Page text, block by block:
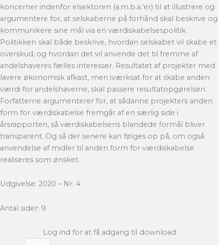
koncerner indenfor elsektoren (a.m.b.a.’er) til at illustrere og
argumentere for, at selskaberne på forhånd skal beskrive og
kommunikere sine mål via en værdiskabelsespolitik.
Politikken skal både beskrive, hvordan selskabet vil skabe et
overskud, og hvordan det vil anvende det til fremme af
andelshaveres fælles interesser. Resultatet af projekter med
lavere økonomisk afkast, men iværksat for at skabe anden
værdi for andelshaverne, skal passere resultatopgørelsen.
Forfatterne argumenterer for, at sådanne projekters anden
form for værdiskabelse fremgår af en særlig side i
årsrapporten, så værdiskabelsens blandede formål bliver
transparent. Og så der senere kan følges op på, om også
anvendelse af midler til anden form for værdiskabelse
realiseres som ønsket.
Udgivelse: 2020 – Nr. 4
Antal sider: 9
Log ind for at få adgang til download